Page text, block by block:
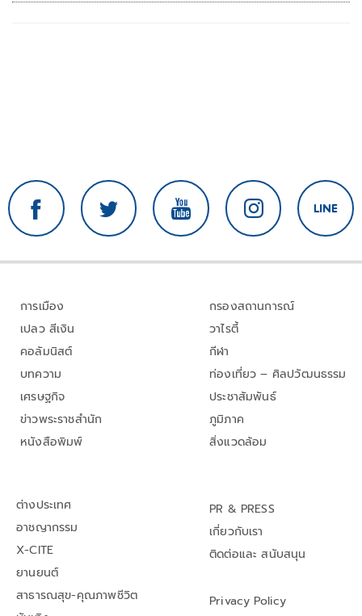
การเมือง
เปลว สีเงิน
คอลัมนิสต์
บทความ
เศรษฐกิจ
ข่าวพระราชสำนัก
หนังสือพิมพ์
กรองสถานการณ์
วาไรตี้
กีฬา
ท่องเที่ยว – ศิลปวัฒนธรรม
ประชาสัมพันธ์
ภูมิภาค
สิ่งแวดล้อม
ต่างประเทศ
อาชญากรรม
X-CITE
ยานยนต์
สาธารณสุข-คุณภาพชีวิต
PR & PRESS
เกี่ยวกับเรา
ติดต่อและ สนับสนุน
Privacy Policy